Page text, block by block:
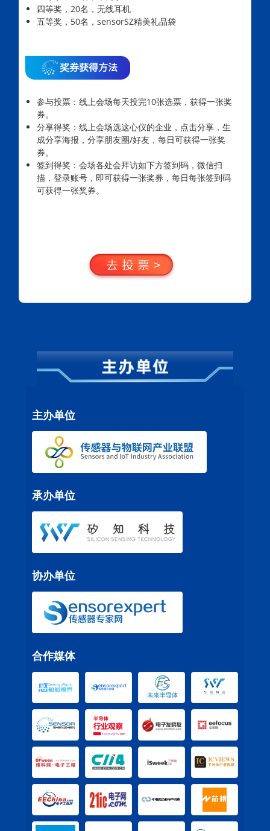
四等奖，20名，无线耳机
五等奖，50名，sensorSZ精美礼品袋
奖券获得方法
参与投票：线上会场每天投完10张选票，获得一张奖
券。
分享得奖：线上会场选这心仪的企业，点击分享，生
成分享海报，分享朋友圈/好友，每日可获得一张奖
券。
签到得奖：会场各处会拜访如下方签到码，微信扫
描，登录账号，即可获得一张奖券，每日每张签到码
可获得一张奖券。
去投票>
主办单位
承办单位
协办单位
合作媒体